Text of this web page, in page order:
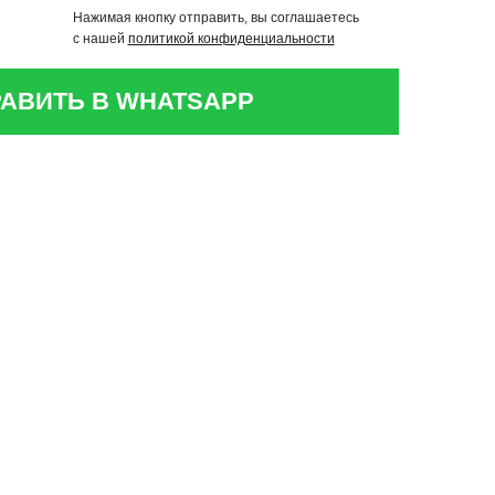
Нажимая кнопку отправить, вы соглашаетесь
с нашей политикой конфиденциальности
В WHATSAPP